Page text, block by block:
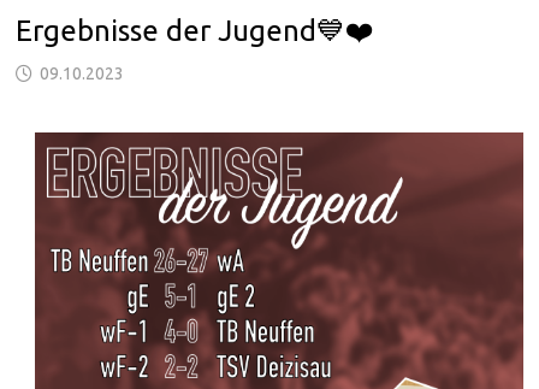
Ergebnisse der Jugend💙❤️
09.10.2023